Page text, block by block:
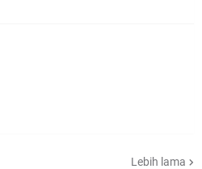
Lebih lama